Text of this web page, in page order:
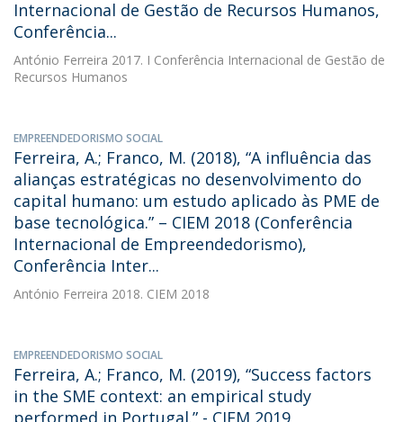
Internacional de Gestão de Recursos Humanos,
Conferência...
António Ferreira 2017. I Conferência Internacional de Gestão de
Recursos Humanos
EMPREENDEDORISMO SOCIAL
Ferreira, A.; Franco, M. (2018), “A influência das
alianças estratégicas no desenvolvimento do
capital humano: um estudo aplicado às PME de
base tecnológica.” – CIEM 2018 (Conferência
Internacional de Empreendedorismo),
Conferência Inter...
António Ferreira 2018. CIEM 2018
EMPREENDEDORISMO SOCIAL
Ferreira, A.; Franco, M. (2019), “Success factors
in the SME context: an empirical study
performed in Portugal.” - CIEM 2019